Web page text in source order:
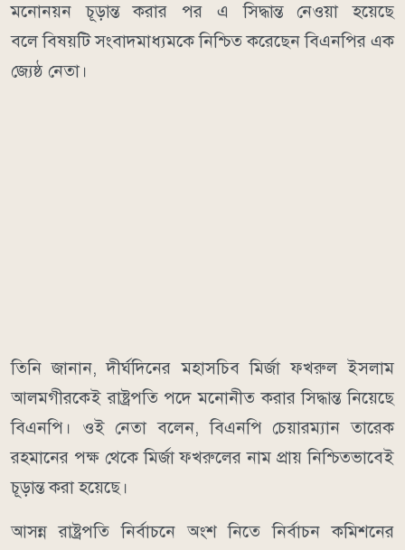
মনোনয়ন চূড়ান্ত করার পর এ সিদ্ধান্ত নেওয়া হয়েছে
বলে বিষয়টি সংবাদমাধ্যমকে নিশ্চিত করেছেন বিএনপির এক
জ্যেষ্ঠ নেতা।
তিনি জানান, দীর্ঘদিনের মহাসচিব মির্জা ফখরুল ইসলাম
আলমগীরকেই রাষ্ট্রপতি পদে মনোনীত করার সিদ্ধান্ত নিয়েছে
বিএনপি। ওই নেতা বলেন, বিএনপি চেয়ারম্যান তারেক
রহমানের পক্ষ থেকে মির্জা ফখরুলের নাম প্রায় নিশ্চিতভাবেই
চূড়ান্ত করা হয়েছে।
আসন্ন রাষ্ট্রপতি নির্বাচনে অংশ নিতে নির্বাচন কমিশনের